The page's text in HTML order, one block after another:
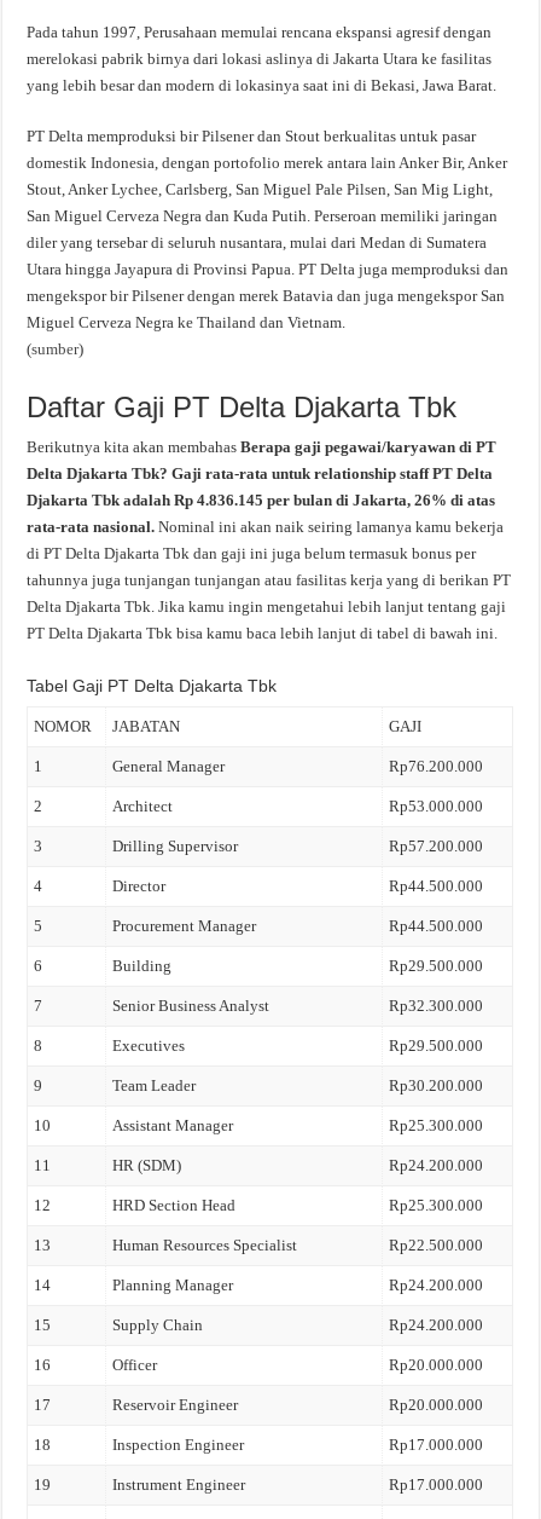
Pada tahun 1997, Perusahaan memulai rencana ekspansi agresif dengan
merelokasi pabrik birnya dari lokasi aslinya di Jakarta Utara ke fasilitas
yang lebih besar dan modern di lokasinya saat ini di Bekasi, Jawa Barat.
PT Delta memproduksi bir Pilsener dan Stout berkualitas untuk pasar
domestik Indonesia, dengan portofolio merek antara lain Anker Bir, Anker
Stout, Anker Lychee, Carlsberg, San Miguel Pale Pilsen, San Mig Light,
San Miguel Cerveza Negra dan Kuda Putih. Perseroan memiliki jaringan
diler yang tersebar di seluruh nusantara, mulai dari Medan di Sumatera
Utara hingga Jayapura di Provinsi Papua. PT Delta juga memproduksi dan
mengekspor bir Pilsener dengan merek Batavia dan juga mengekspor San
Miguel Cerveza Negra ke Thailand dan Vietnam.
(sumber)
Daftar Gaji PT Delta Djakarta Tbk
Berikutnya kita akan membahasBerapa gaji pegawai/karyawan di PT
Delta Djakarta Tbk? Gaji rata-rata untuk relationship staff PT Delta
Djakarta Tbk adalah Rp 4.836.145 per bulan di Jakarta, 26% di atas
rata-rata nasional.Nominal ini akan naik seiring lamanya kamu bekerja
di PT Delta Djakarta Tbk dan gaji ini juga belum termasuk bonus per
tahunnya juga tunjangan tunjangan atau fasilitas kerja yang di berikan PT
Delta Djakarta Tbk. Jika kamu ingin mengetahui lebih lanjut tentang gaji
PT Delta Djakarta Tbk bisa kamu baca lebih lanjut di tabel di bawah ini.
Tabel Gaji PT Delta Djakarta Tbk
NOMOR JABATAN GAJI
1 General Manager Rp76.200.000
2 Architect Rp53.000.000
3 Drilling Supervisor Rp57.200.000
4 Director Rp44.500.000
5 Procurement Manager Rp44.500.000
6 Building Rp29.500.000
7 Senior Business Analyst Rp32.300.000
8 Executives Rp29.500.000
9 Team Leader Rp30.200.000
10 Assistant Manager Rp25.300.000
11 HR (SDM) Rp24.200.000
12 HRD Section Head Rp25.300.000
13 Human Resources Specialist Rp22.500.000
14 Planning Manager Rp24.200.000
15 Supply Chain Rp24.200.000
16 Officer Rp20.000.000
17 Reservoir Engineer Rp20.000.000
18 Inspection Engineer Rp17.000.000
19 Instrument Engineer Rp17.000.000